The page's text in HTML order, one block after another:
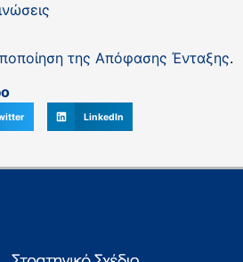
της Απόφασης Ένταξης.
LinkedIn